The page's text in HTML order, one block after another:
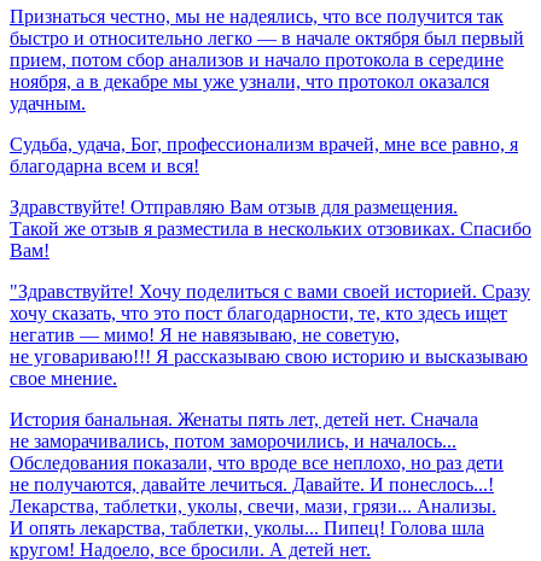
Признаться честно, мы не надеялись, что все получится так
быстро и относительно легко — в начале октября был первый
прием, потом сбор анализов и начало протокола в середине
ноября, а в декабре мы уже узнали, что протокол оказался
удачным.
Судьба, удача, Бог, профессионализм врачей, мне все равно, я
благодарна всем и вся!
Здравствуйте! Отправляю Вам отзыв для размещения.
Такой же отзыв я разместила в нескольких отзовиках. Спасибо
Вам!
"Здравствуйте! Хочу поделиться с вами своей историей. Сразу
хочу сказать, что это пост благодарности, те, кто здесь ищет
негатив — мимо! Я не навязываю, не советую,
не уговариваю!!! Я рассказываю свою историю и высказываю
свое мнение.
История банальная. Женаты пять лет, детей нет. Сначала
не заморачивались, потом заморочились, и началось...
Обследования показали, что вроде все неплохо, но раз дети
не получаются, давайте лечиться. Давайте. И понеслось...!
Лекарства, таблетки, уколы, свечи, мази, грязи... Анализы.
И опять лекарства, таблетки, уколы... Пипец! Голова шла
кругом! Надоело, все бросили. А детей нет.